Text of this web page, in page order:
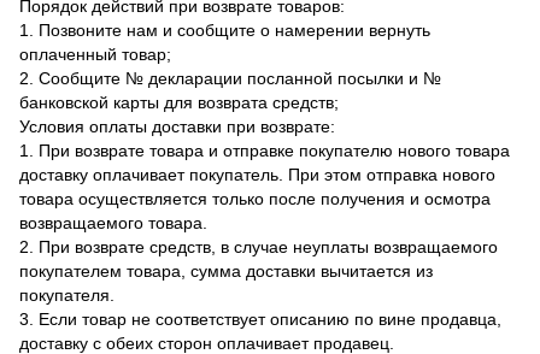
Порядок действий при возврате товаров:
1. Позвоните нам и сообщите о намерении вернуть
оплаченный товар;
2. Сообщите № декларации посланной посылки и №
банковской карты для возврата средств;
Условия оплаты доставки при возврате:
1. При возврате товара и отправке покупателю нового товара
доставку оплачивает покупатель. При этом отправка нового
товара осуществляется только после получения и осмотра
возвращаемого товара.
2. При возврате средств, в случае неуплаты возвращаемого
покупателем товара, сумма доставки вычитается из
покупателя.
3. Если товар не соответствует описанию по вине продавца,
доставку с обеих сторон оплачивает продавец.